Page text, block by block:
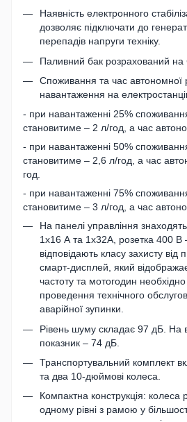
Наявність електронного
дозволяє підключати до
перепадів напруги техніку.
Паливний бак розрахований на
Споживання та час автономної
навантаження на
- при навантаженні 25%
становитиме – 2 л/год, а час
- при навантаженні 50%
становитиме – 2,6 л/год, а час
год.
- при навантаженні 75%
становитиме – 3 л/год, а час
На панелі управління
1х16 А та 1х32А, розетка 400 В
відповідають класу захисту від
смарт-дисплей, який
частоту та мотогодин
проведення технічного
аварійної зупинки.
Рівень шуму складає 97 дБ. На
показник – 74 дБ.
Транспортувальний комплект
та два 10-дюймові колеса.
Компактна конструкція: колеса
одному рівні з рамою у